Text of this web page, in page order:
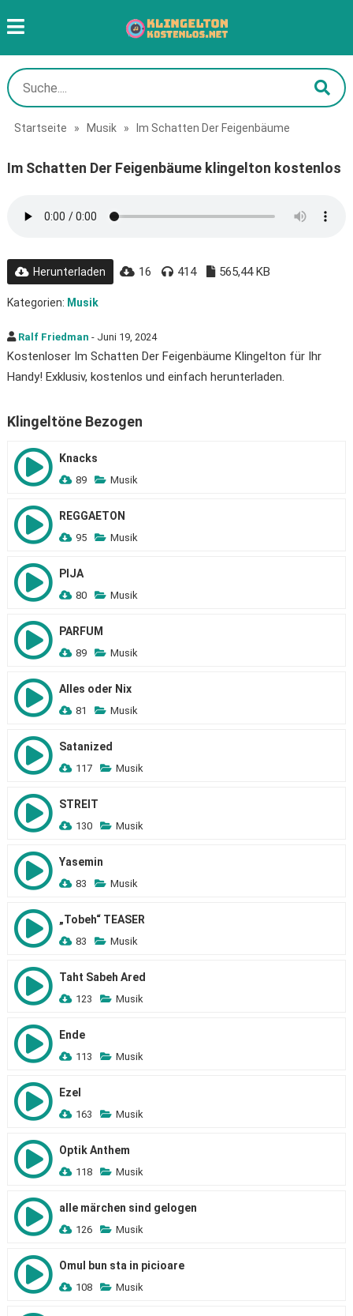
Startseite » Musik » Im Schatten Der Feigenbäume
Im Schatten Der Feigenbäume klingelton kostenlos
Herunterladen 16 414 565,44 KB
Kategorien: Musik
Ralf Friedman - Juni 19, 2024
Kostenloser Im Schatten Der Feigenbäume Klingelton für Ihr
Handy! Exklusiv, kostenlos und einfach herunterladen.
Klingeltöne Bezogen
Knacks
89 Musik
REGGAETON
95 Musik
PIJA
80 Musik
PARFUM
89 Musik
Alles oder Nix
81 Musik
Satanized
117 Musik
STREIT
130 Musik
Yasemin
83 Musik
„Tobeh“ TEASER
83 Musik
Taht Sabeh Ared
123 Musik
Ende
113 Musik
Ezel
163 Musik
Optik Anthem
118 Musik
alle märchen sind gelogen
126 Musik
Omul bun sta in picioare
108 Musik